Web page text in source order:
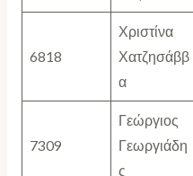
6818
Χριστίνα
Χατζησάββ
α
7309
Γεώργιος
Γεωργιάδη
ς